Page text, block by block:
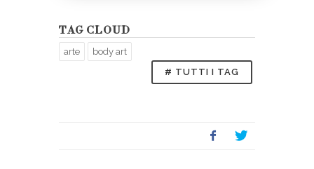
TAG CLOUD
arte
body art
# TUTTI I TAG